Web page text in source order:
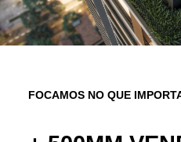
FOCAMOS NO QUE